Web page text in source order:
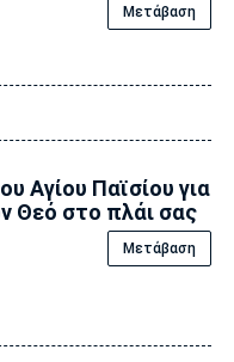
Μετάβαση
Αγίου Παϊσίου για
Θεό στο πλάι σας
Μετάβαση